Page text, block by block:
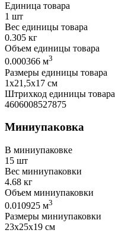
Единица товара
1 шт
Вес единицы товара
0.305 кг
Объем единицы товара
0.000366 м3
Размеры единицы товара
1х21,5х17 см
Штрихкод единицы товара
4606008527875
Миниупаковка
В миниупаковке
15 шт
Вес миниупаковки
4.68 кг
Объем миниупаковки
0.010925 м3
Размеры миниупаковки
23х25х19 см